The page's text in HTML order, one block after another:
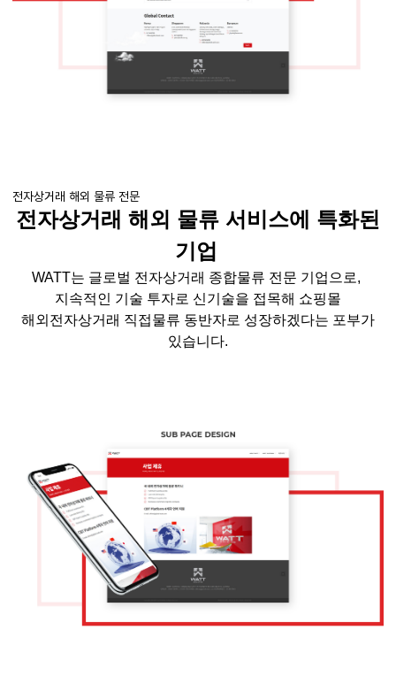
전자상거래 해외 물류 전문
전자상거래 해외 물류 서비스에 특화된
기업
WATT는 글로벌 전자상거래 종합물류 전문 기업으로,
지속적인 기술 투자로 신기술을 접목해 쇼핑몰
해외전자상거래 직접물류 동반자로 성장하겠다는 포부가
있습니다.